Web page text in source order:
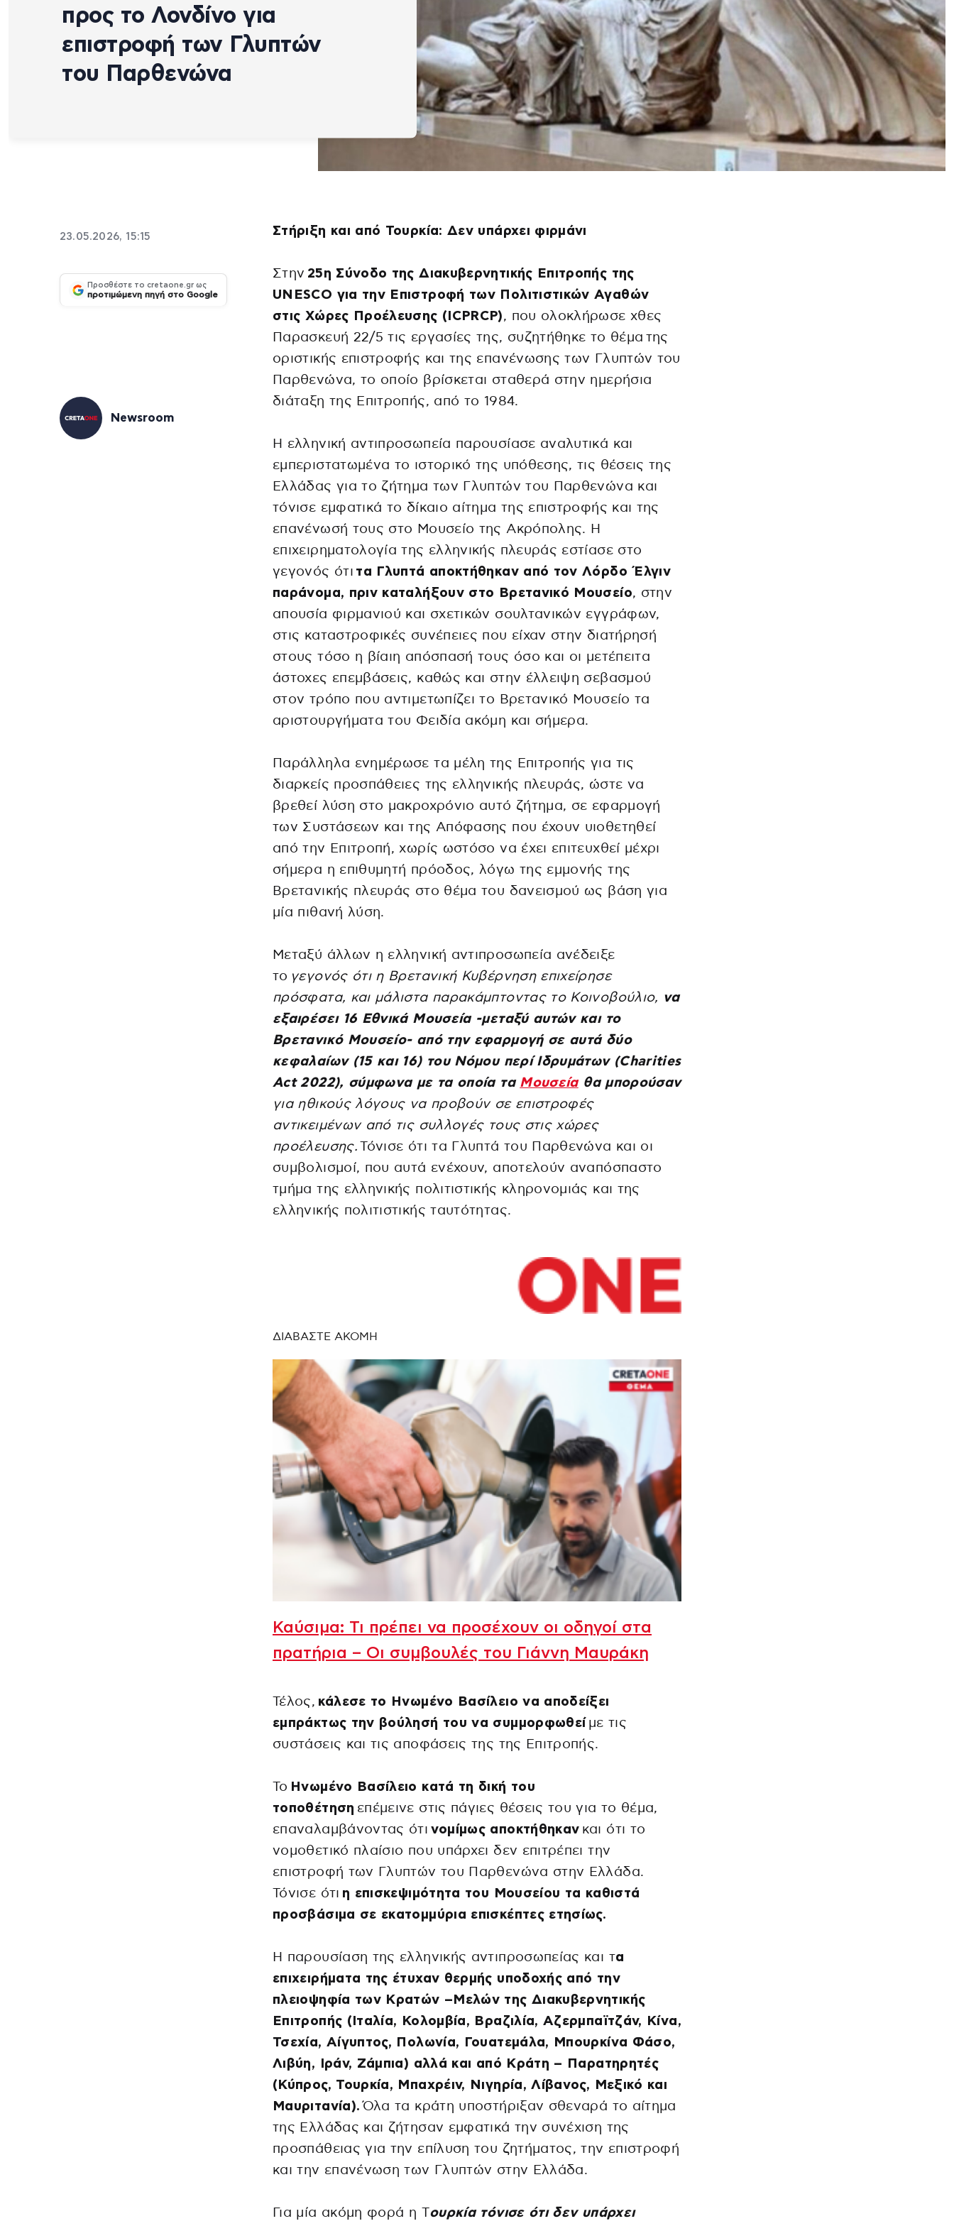
προς το Λονδίνο για
επιστροφή των Γλυπτών
του Παρθενώνα
23.05.2026, 15:15
Προσθέστε το cretaone.gr ως
προτιμώμενη πηγή στο Google
Newsroom
Στήριξη και από Τουρκία: Δεν υπάρχει φιρμάνι
Στην 25η Σύνοδο της Διακυβερνητικής Επιτροπής της
UNESCO για την Επιστροφή των Πολιτιστικών Αγαθών
στις Χώρες Προέλευσης (ICPRCP), που ολοκλήρωσε χθες
Παρασκευή 22/5 τις εργασίες της, συζητήθηκε το θέμα της
οριστικής επιστροφής και της επανένωσης των Γλυπτών του
Παρθενώνα, το οποίο βρίσκεται σταθερά στην ημερήσια
διάταξη της Επιτροπής, από το 1984.
Η ελληνική αντιπροσωπεία παρουσίασε αναλυτικά και
εμπεριστατωμένα το ιστορικό της υπόθεσης, τις θέσεις της
Ελλάδας για το ζήτημα των Γλυπτών του Παρθενώνα και
τόνισε εμφατικά το δίκαιο αίτημα της επιστροφής και της
επανένωσή τους στο Μουσείο της Ακρόπολης. Η
επιχειρηματολογία της ελληνικής πλευράς εστίασε στο
γεγονός ότι τα Γλυπτά αποκτήθηκαν από τον Λόρδο Έλγιν
παράνομα, πριν καταλήξουν στο Βρετανικό Μουσείο, στην
απουσία φιρμανιού και σχετικών σουλτανικών εγγράφων,
στις καταστροφικές συνέπειες που είχαν στην διατήρησή
στους τόσο η βίαιη απόσπασή τους όσο και οι μετέπειτα
άστοχες επεμβάσεις, καθώς και στην έλλειψη σεβασμού
στον τρόπο που αντιμετωπίζει το Βρετανικό Μουσείο τα
αριστουργήματα του Φειδία ακόμη και σήμερα.
Παράλληλα ενημέρωσε τα μέλη της Επιτροπής για τις
διαρκείς προσπάθειες της ελληνικής πλευράς, ώστε να
βρεθεί λύση στο μακροχρόνιο αυτό ζήτημα, σε εφαρμογή
των Συστάσεων και της Απόφασης που έχουν υιοθετηθεί
από την Επιτροπή, χωρίς ωστόσο να έχει επιτευχθεί μέχρι
σήμερα η επιθυμητή πρόοδος, λόγω της εμμονής της
Βρετανικής πλευράς στο θέμα του δανεισμού ως βάση για
μία πιθανή λύση.
Μεταξύ άλλων η ελληνική αντιπροσωπεία ανέδειξε
το γεγονός ότι η Βρετανική Κυβέρνηση επιχείρησε
πρόσφατα, και μάλιστα παρακάμπτοντας το Κοινοβούλιο, να
εξαιρέσει 16 Εθνικά Μουσεία -μεταξύ αυτών και το
Βρετανικό Μουσείο- από την εφαρμογή σε αυτά δύο
κεφαλαίων (15 και 16) του Νόμου περί Ιδρυμάτων (Charities
Act 2022), σύμφωνα με τα οποία τα Μουσείαθα μπορούσαν
για ηθικούς λόγους να προβούν σε επιστροφές
αντικειμένων από τις συλλογές τους στις χώρες
προέλευσης.
Τόνισε ότι τα Γλυπτά του Παρθενώνα και οι
συμβολισμοί, που αυτά ενέχουν, αποτελούν αναπόσπαστο
τμήμα της ελληνικής πολιτιστικής κληρονομιάς και της
ελληνικής πολιτιστικής ταυτότητας.
ΔΙΑΒΑΣΤΕ ΑΚΟΜΗ
Καύσιμα: Τι πρέπει να προσέχουν οι οδηγοί στα
πρατήρια – Οι συμβουλές του Γιάννη Μαυράκη
Τέλος, κάλεσε το Ηνωμένο Βασίλειο να αποδείξει
εμπράκτως την βούλησή του να συμμορφωθεί με τις
συστάσεις και τις αποφάσεις της της Επιτροπής.
Το Ηνωμένο Βασίλειο κατά τη δική του
τοποθέτηση επέμεινε στις πάγιες θέσεις του για το θέμα,
επαναλαμβάνοντας ότι νομίμως αποκτήθηκαν και ότι το
νομοθετικό πλαίσιο που υπάρχει δεν επιτρέπει την
επιστροφή των Γλυπτών του Παρθενώνα στην Ελλάδα.
Τόνισε ότι η επισκεψιμότητα του Μουσείου τα καθιστά
προσβάσιμα σε εκατομμύρια επισκέπτες ετησίως.
Η παρουσίαση της ελληνικής αντιπροσωπείας και τα
επιχειρήματα της έτυχαν θερμής υποδοχής από την
πλειοψηφία των Κρατών –Μελών της Διακυβερνητικής
Επιτροπής (Ιταλία, Κολομβία, Βραζιλία, Αζερμπαϊτζάν, Κίνα,
Τσεχία, Αίγυπτος, Πολωνία, Γουατεμάλα, Μπουρκίνα Φάσο,
Λιβύη, Ιράν, Ζάμπια) αλλά και από Κράτη – Παρατηρητές
(Κύπρος, Τουρκία, Μπαχρέιν, Νιγηρία, Λίβανος, Μεξικό και
Μαυριτανία).Όλα τα κράτη υποστήριξαν σθεναρά το αίτημα
της Ελλάδας και ζήτησαν εμφατικά την συνέχιση της
προσπάθειας για την επίλυση του ζητήματος, την επιστροφή
και την επανένωση των Γλυπτών στην Ελλάδα.
Για μία ακόμη φορά η Τ ουρκία τόνισε ότι δεν υπάρχει